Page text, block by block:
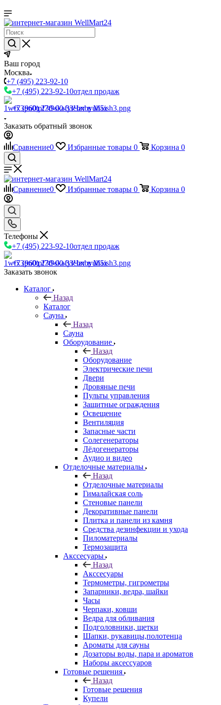
Ваш город
Москва
+7 (495) 223-92-10
+7 (495) 223-92-10отдел продаж
+7 (960) 230-00-33Чат в Max
Заказать обратный звонок
Сравнение0 Избранные товары 0 Корзина 0
Сравнение0 Избранные товары 0 Корзина 0
Телефоны
+7 (495) 223-92-10отдел продаж
+7 (960) 230-00-33Чат в Max
Заказать звонок
Каталог
Назад
Каталог
Сауна
Назад
Сауна
Оборудование
Назад
Оборудование
Электрические печи
Двери
Дровяные печи
Пульты управления
Защитные ограждения
Освещение
Вентиляция
Запасные части
Солегенераторы
Лёдогенераторы
Аудио и видео
Отделочные материалы
Назад
Отделочные материалы
Гималайская соль
Стеновые панели
Декоративные панели
Плитка и панели из камня
Средства дезинфекции и ухода
Пиломатериалы
Термозащита
Аксcесуары
Назад
Аксcесуары
Термометры, гигрометры
Запарники, ведра, шайки
Часы
Черпаки, ковши
Ведра для обливания
Подголовники, щетки
Шапки, рукавицы,полотенца
Ароматы для сауны
Дозаторы воды, пара и ароматов
Наборы аксессуаров
Готовые решения
Назад
Готовые решения
Купели